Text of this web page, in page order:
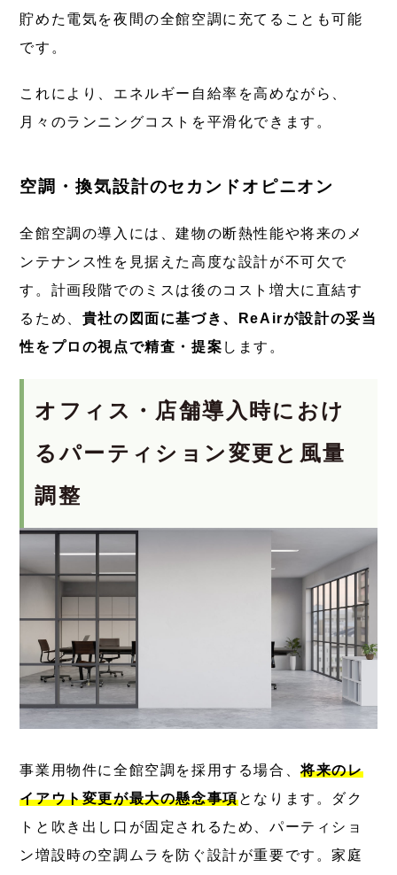
貯めた電気を夜間の全館空調に充てることも可能
です。
これにより、エネルギー自給率を高めながら、
月々のランニングコストを平滑化できます。
空調・換気設計のセカンドオピニオン
全館空調の導入には、建物の断熱性能や将来のメ
ンテナンス性を見据えた高度な設計が不可欠で
す。計画段階でのミスは後のコスト増大に直結す
るため、 貴社の図面に基づき、ReAirが設計の妥当
性をプロの視点で精査・提案 します。
オフィス・店舗導入時におけ
るパーティション変更と風量
調整
事業用物件に全館空調を採用する場合、将来のレ
イアウト変更が最大の懸念事項となります。ダク
トと吹き出し口が固定されるため、パーティショ
ン増設時の空調ムラを防ぐ設計が重要です。家庭